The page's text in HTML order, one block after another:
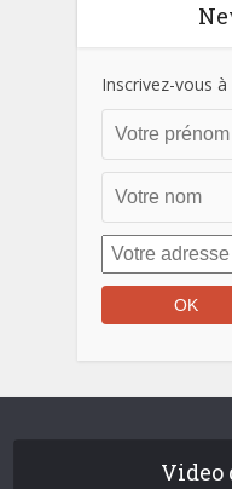
Inscrivez-vous
Video